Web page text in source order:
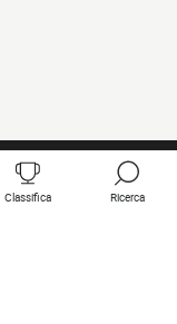
Classifica Ricerca